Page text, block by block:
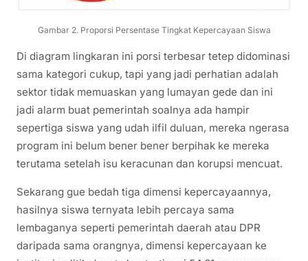
Gambar 2. Proporsi Persentase Tingkat Kepercayaan Siswa
Di diagram lingkaran ini porsi terbesar tetep didominasi
sama kategori cukup, tapi yang jadi perhatian adalah
sektor tidak memuaskan yang lumayan gede dan ini
jadi alarm buat pemerintah soalnya ada hampir
sepertiga siswa yang udah ilfil duluan, mereka ngerasa
program ini belum bener bener berpihak ke mereka
terutama setelah isu keracunan dan korupsi mencuat.
Sekarang gue bedah tiga dimensi kepercayaannya,
hasilnya siswa ternyata lebih percaya sama
lembaganya seperti pemerintah daerah atau DPR
daripada sama orangnya, dimensi kepercayaan ke